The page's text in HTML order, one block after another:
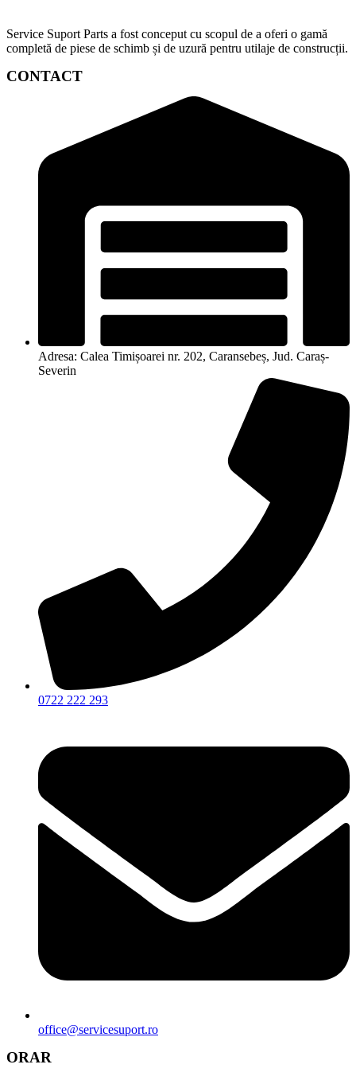
Service Suport Parts a fost conceput cu scopul de a oferi o gamă
completă de piese de schimb și de uzură pentru utilaje de construcții.
CONTACT
Adresa: Calea Timișoarei nr. 202, Caransebeș, Jud. Caraș-
Severin
0722 222 293
office@servicesuport.ro
ORAR